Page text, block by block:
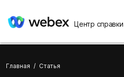
Центр справки
Главная / Статья